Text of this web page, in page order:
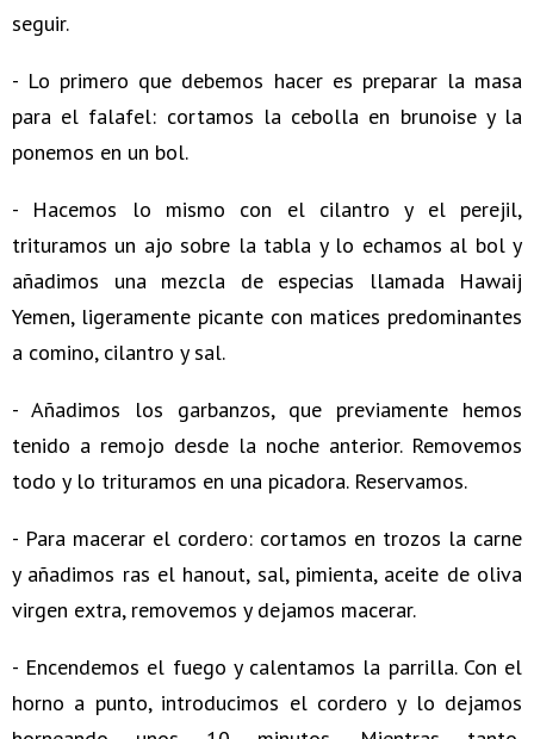
seguir.
- Lo primero que debemos hacer es preparar la masa
para el falafel: cortamos la cebolla en brunoise y la
ponemos en un bol.
- Hacemos lo mismo con el cilantro y el perejil,
trituramos un ajo sobre la tabla y lo echamos al bol y
añadimos una mezcla de especias llamada Hawaij
Yemen, ligeramente picante con matices predominantes
a comino, cilantro y sal.
- Añadimos los garbanzos, que previamente hemos
tenido a remojo desde la noche anterior. Removemos
todo y lo trituramos en una picadora. Reservamos.
- Para macerar el cordero: cortamos en trozos la carne
y añadimos ras el hanout, sal, pimienta, aceite de oliva
virgen extra, removemos y dejamos macerar.
- Encendemos el fuego y calentamos la parrilla. Con el
horno a punto, introducimos el cordero y lo dejamos